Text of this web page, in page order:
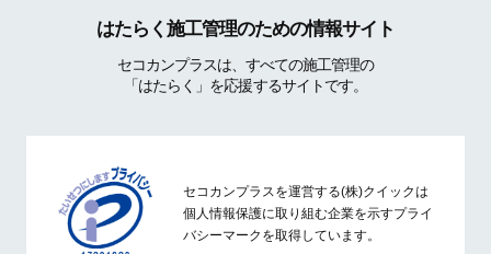
はたらく施工管理のための情報サイト
セコカンプラスは、すべての施工管理の
「はたらく」を応援するサイトです。
セコカンプラスを運営する(株)クイックは
個人情報保護に取り組む企業を示すプライ
バシーマークを取得しています。